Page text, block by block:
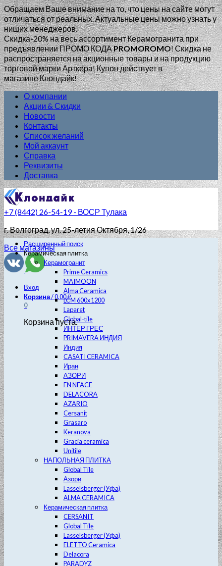
Обращаем Ваше внимание на то, что цены на сайте могут
отличаться от реальных. Актуальные цены можно узнать у
ниших менеджеров.
Скидка-20% на весь ассортимент Керамогранита при
предъявлении ПРОМО КОДАPROMOROMO!Скидка не
распространяется на акционные товары и на продукцию
торговой марки Арткера! Купон действует в
магазине Клондайк!
О компании
Акции & Скидки
Новости
Контакты
Список желаний
Мой аккаунт
Справка
Реквизиты
Доставка
+7 (8442) 26-54-19 - ВОСР Тулака
г. Волгоград, ул. 25-летия Октября, 1/26
Все магазины
Вход
Корзина/0.00₽
0
Корзина пуста.
Расширенный поиск
Керамическая плитка
Керамогранит
Prime Ceramics
MAIMOON
Alma Ceramica
LCM 600х1200
Laparet
Global-tile
ИНТЕР ГРЕС
PRIMAVERA ИНДИЯ
Индия
CASATI CERAMICA
Иран
АЗОРИ
EN NFACE
DELACORA
AZARIO
Cersanit
Grasaro
Keranova
Gracia ceramica
Unitile
НАПОЛЬНАЯ ПЛИТКА
Global Tile
Азори
Lasselsberger (Уфа)
ALMA CERAMICA
Керамическая плитка
CERSANIT
Global Tile
Lasselsberger (Уфа)
ELETTO Ceramica
Delacora
PARADYZ